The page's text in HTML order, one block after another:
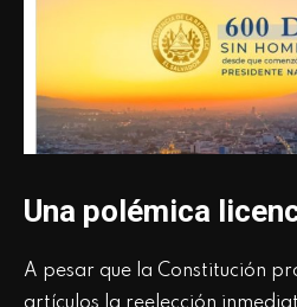
Una polémica
A pesar que la Constitución